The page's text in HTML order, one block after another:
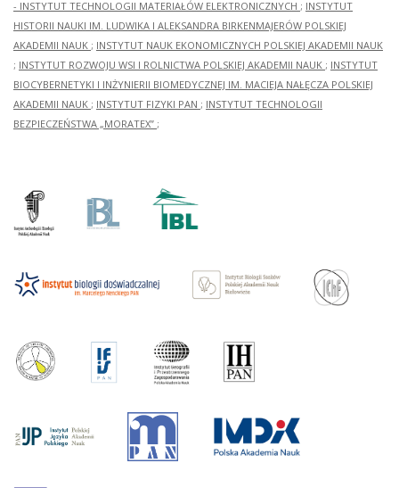
- INSTYTUT TECHNOLOGII MATERIAŁÓW ELEKTRONICZNYCH ; INSTYTUT
HISTORII NAUKI IM. LUDWIKA I ALEKSANDRA BIRKENMAJERÓW POLSKIEJ
AKADEMII NAUK ; INSTYTUT NAUK EKONOMICZNYCH POLSKIEJ AKADEMII NAUK
; INSTYTUT ROZWOJU WSI I ROLNICTWA POLSKIEJ AKADEMII NAUK ; INSTYTUT
BIOCYBERNETYKI I INŻYNIERII BIOMEDYCZNEJ IM. MACIEJA NAŁĘCZA POLSKIEJ
AKADEMII NAUK ; INSTYTUT FIZYKI PAN ; INSTYTUT TECHNOLOGII
BEZPIECZEŃSTWA „MORATEX” ;